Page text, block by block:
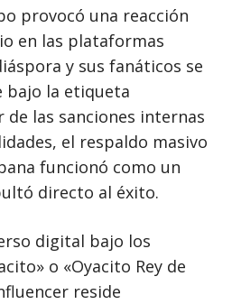
provocó una reacción
en las plataformas
y sus fanáticos se
bajo la etiqueta
de las sanciones internas
el respaldo masivo
funcionó como un
directo al éxito.
digital bajo los
o «Oyacito Rey de
reside